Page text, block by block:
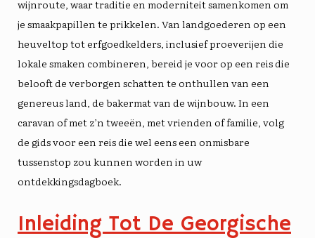
wijnroute, waar traditie en moderniteit samenkomen om
je smaakpapillen te prikkelen. Van landgoederen op een
heuveltop tot erfgoedkelders, inclusief proeverijen die
lokale smaken combineren, bereid je voor op een reis die
belooft de verborgen schatten te onthullen van een
genereus land, de bakermat van de wijnbouw. In een
caravan of met z’n tweeën, met vrienden of familie, volg
de gids voor een reis die wel eens een onmisbare
tussenstop zou kunnen worden in uw
ontdekkingsdagboek.
Inleiding Tot De Georgische